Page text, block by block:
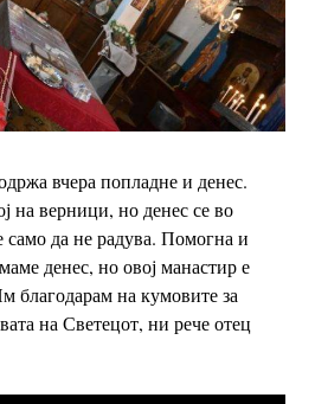
вчера попладне и денес.
на верници, но денес се во
да не радува. Помогна и
денес, но овој манастир е
благодарам на кумовите за
на Светецот, ни рече отец